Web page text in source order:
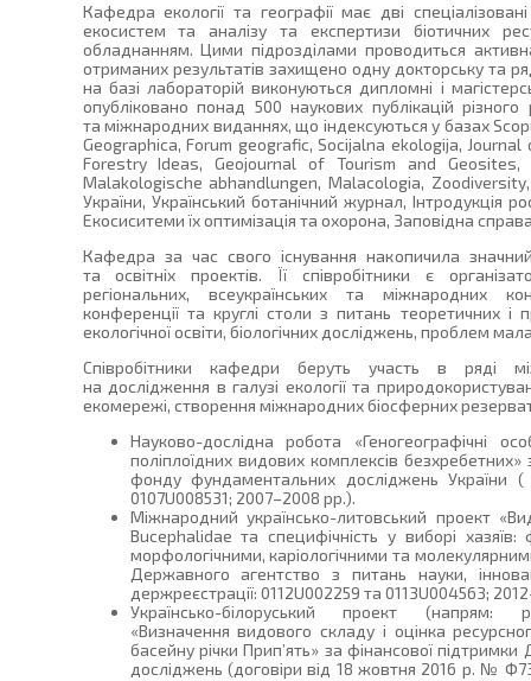
Кафедра екології та географії має дві спеціалізовані
екосистем та аналізу та експертизи біотичних
обладнанням. Цими підрозділами проводиться
отриманих результатів захищено одну докторську та
на базі лабораторій виконуються дипломні і
опубліковано понад 500 наукових публікацій
та міжнародних виданнях, що індексуються у базах
Geographica, Forum geografic, Socijalna ekologija,
Forestry Ideas, Geojournal of Tourism and Geosites,
Malakologische abhandlungen, Malacologia, Zoodiversity,
України, Український ботанічний журнал, Інтродукція
Екосиситеми їх оптимізація та охорона, Заповідна справа
Кафедра за час свого існування накопичила значний
та освітніх проектів. Її співробітники є
регіональних, всеукраїнських та міжнародних
конференції та круглі столи з питань теоретичних і
екологічної освіти, біологічних досліджень, проблем
Співробітники кафедри беруть участь в ряді
на дослідження в галузі екології та
екомережі, створення міжнародних біосферних
Науково-дослідна робота «Геногеографічні
поліплоїдних видових комплексів
фонду фундаментальних досліджень України
0107U008531; 2007–2008 рр.).
Міжнародний українсько-литовський проект
Bucephalidae та специфічність у виборі хазяїв:
морфологічними, каріологічними та
Державного агентство з питань науки,
держреєстрації: 0112U002259 та 0113U004563;
Українсько-білоруський проект (напрям:
«Визначення видового складу і оцінка
басейну річки Прип’ять» за фінансової
досліджень (договіри від 18 жовтня 2016 р. №